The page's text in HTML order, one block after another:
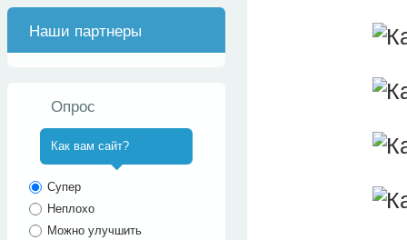
Наши партнеры
Опрос
Как вам сайт?
Супер
Неплохо
Можно улучшить